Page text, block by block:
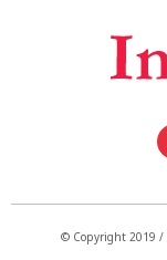
© Copyright 2019 /